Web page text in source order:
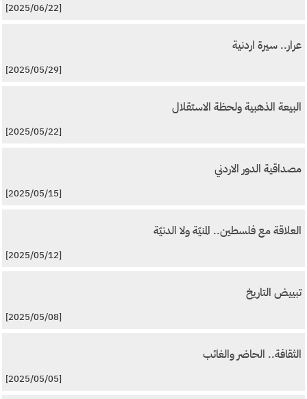
[2025/06/22]
عرار.. سيرة اردنية
[2025/05/29]
البيعة الذهبية ولحظة الاستقلال
[2025/05/22]
مصداقية الدور الاردني
[2025/05/15]
العلاقة مع فلسطين.. المنيّة ولا الدنيّة
[2025/05/12]
تبييض التاريخ
[2025/05/08]
الثقافة.. الحاضر والغائب
[2025/05/05]